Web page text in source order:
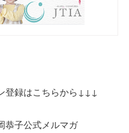
登録はこちらから↓↓↓
恭子公式メルマガ